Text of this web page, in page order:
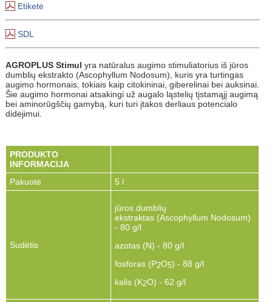
Etiketė
SDL
AGROPLUS Stimul yra natūralus augimo stimuliatorius iš jūros
dumblių ekstrakto (Ascophyllum Nodosum), kuris yra turtingas
augimo hormonais, tokiais kaip citokininai, giberelinai bei auksinai.
Šie augimo hormonai atsakingi už augalo ląstelių tįstamąjį augimą
bei aminorūgščių gamybą, kuri turi įtakos derliaus potencialo
didėjimui.
PRODUKTO
INFORMACIJA
Pakuotė
5 l
Sudėtis
jūros dumblių
ekstraktas (Ascophyllum Nodosum)
- 80 g/l
azotas (N) - 80 g/l
fosforas (P2O5) - 88 g/l
kalis (K2O) - 62 g/l